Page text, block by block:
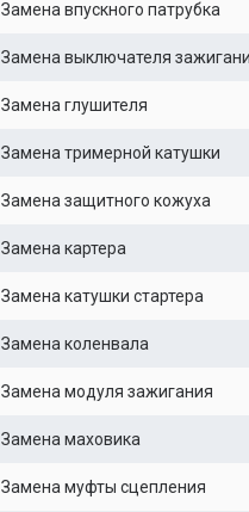
Замена впускного патрубка
Замена выключателя
Замена глушителя
Замена тримерной катушки
Замена защитного кожуха
Замена картера
Замена катушки стартера
Замена коленвала
Замена модуля зажигания
Замена маховика
Замена муфты сцепления